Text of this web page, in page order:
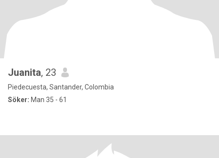
Juanita, 23
Piedecuesta, Santander, Colombia
Söker: Man 35 - 61